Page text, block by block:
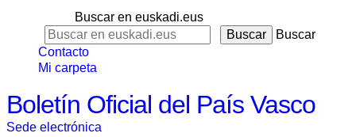
Buscar en euskadi.eus
Buscar
Contacto
Mi carpeta
Boletín Oficial del País Vasco
Sede electrónica